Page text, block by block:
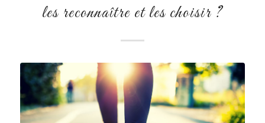
les reconnaître et les choisir ?